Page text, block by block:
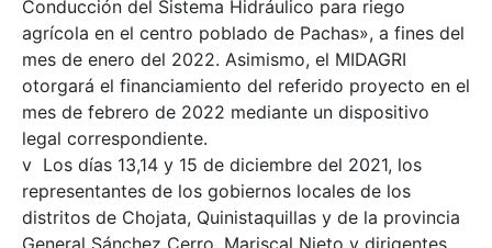
Conducción del Sistema Hidráulico para riego
agrícola en el centro poblado de Pachas», a fines del
mes de enero del 2022. Asimismo, el MIDAGRI
otorgará el financiamiento del referido proyecto en el
mes de febrero de 2022 mediante un dispositivo
legal correspondiente.
v Los días 13,14 y 15 de diciembre del 2021, los
representantes de los gobiernos locales de los
distritos de Chojata, Quinistaquillas y de la provincia
General Sánchez Cerro, Mariscal Nieto y dirigentes